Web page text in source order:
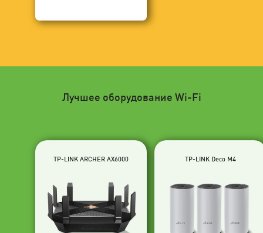
Лучшее оборудование Wi-Fi
TP-LINK ARCHER AX6000 TP-LINK Deco M4